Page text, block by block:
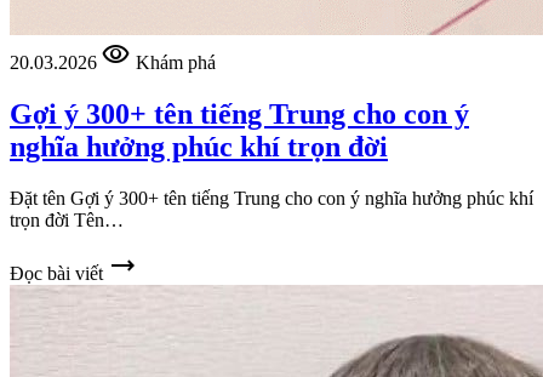
20.03.2026 visibility Khám phá
Gợi ý 300+ tên tiếng Trung cho con ý
nghĩa hưởng phúc khí trọn đời
Đặt tên Gợi ý 300+ tên tiếng Trung cho con ý nghĩa hưởng phúc khí
trọn đời Tên…
Đọc bài viết trending_flat